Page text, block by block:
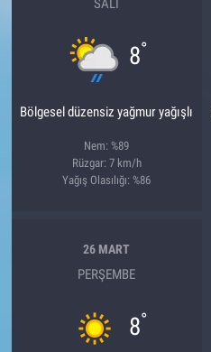
SALI
8°
Bölgesel düzensiz yağmur yağışlı
Nem: %89
Rüzgar: 7 km/h
Yağış Olasılığı: %86
26 MART
PERŞEMBE
8°